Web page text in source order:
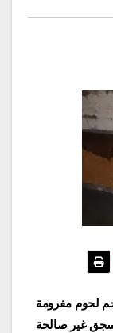
كجم لحوم مفرومة
غير صالحة